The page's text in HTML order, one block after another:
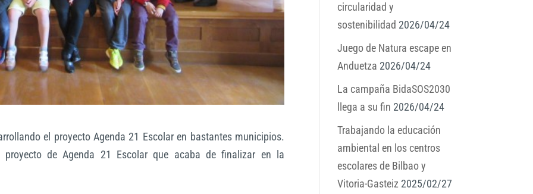
el proyecto Agenda 21 Escolar en bastantes municipios.
de Agenda 21 Escolar que acaba de finalizar en la
circularidad y
sostenibilidad 2026/04/24
Juego de Natura escape en
Anduetza 2026/04/24
La campaña BidaSOS2030
llega a su fin 2026/04/24
Trabajando la educación
ambiental en los centros
escolares de Bilbao y
Vitoria-Gasteiz 2025/02/27